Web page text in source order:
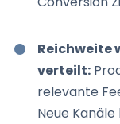
verteilt:
relevante
Neue